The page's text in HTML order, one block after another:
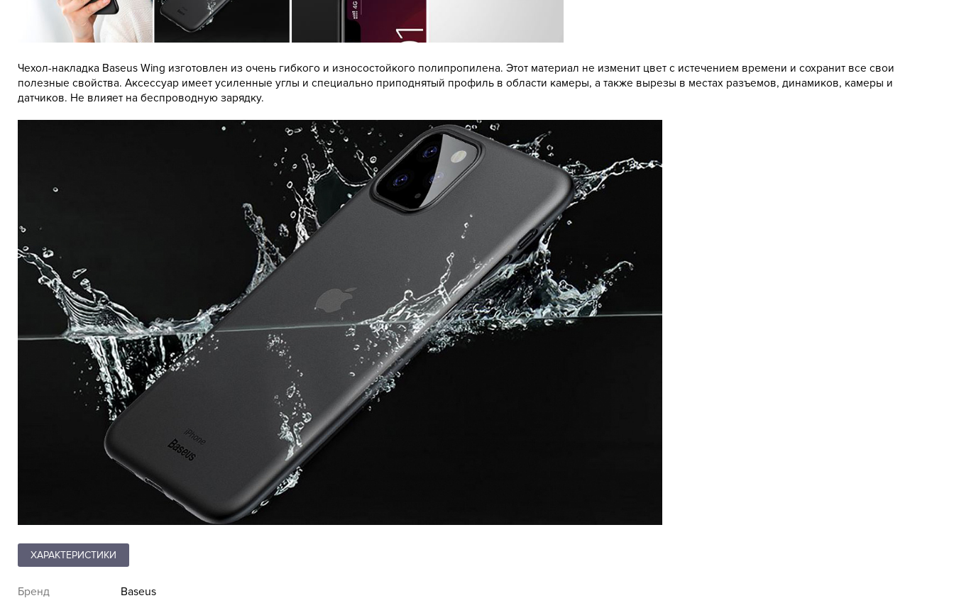
Чехол-накладка Baseus Wing изготовлен из очень гибкого и износостойкого полипропилена. Этот материал не изменит цвет с истечением времени и сохранит все свои
полезные свойства. Аксессуар имеет усиленные углы и специально приподнятый профиль в области камеры, а также вырезы в местах разъемов, динамиков, камеры и
датчиков. Не влияет на беспроводную зарядку.
ХАРАКТЕРИСТИКИ
Бренд
Baseus